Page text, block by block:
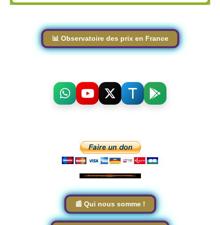
📊 Observatoire des prix en France
📰 Qui nous somme !